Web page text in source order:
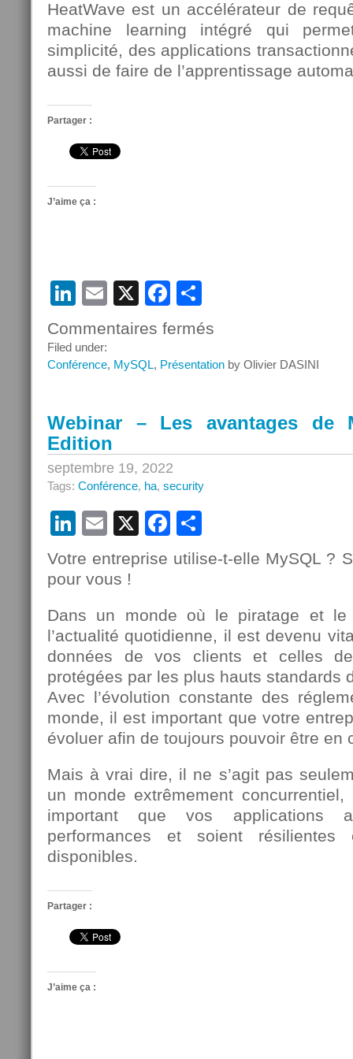
HeatWave est un accélérateur de
machine learning intégré qui
simplicité, des applications
aussi de faire de l’apprentissage
Partager :
J’aime ça :
LinkedIn
Email
X Facebook
Commentaires fermés
MySQL
sera
Big
&
Filed under:
Conférence, MySQL, Présentation by Olivier DASINI
Webinar – Les avantages de
Edition
septembre 19, 2022
Tags: Conférence, ha, security
LinkedIn
Email
X Facebook
Votre entreprise utilise-t-elle MySQL ?
pour vous !
Dans un monde où le piratage et
l’actualité quotidienne, il est devenu
données de vos clients et celles
protégées par les plus hauts standards
Avec l’évolution constante des
monde, il est important que votre
évoluer afin de toujours pouvoir être en
Mais à vrai dire, il ne s’agit pas
un monde extrêmement
important que vos applications
performances et soient résilientes
disponibles.
Partager :
J’aime ça :